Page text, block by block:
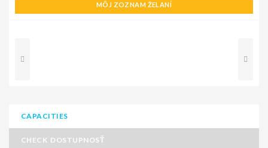
MÔJ ZOZNAM ŽELANÍ
CAPACITIES
CHECK DOSTUPNOSŤ